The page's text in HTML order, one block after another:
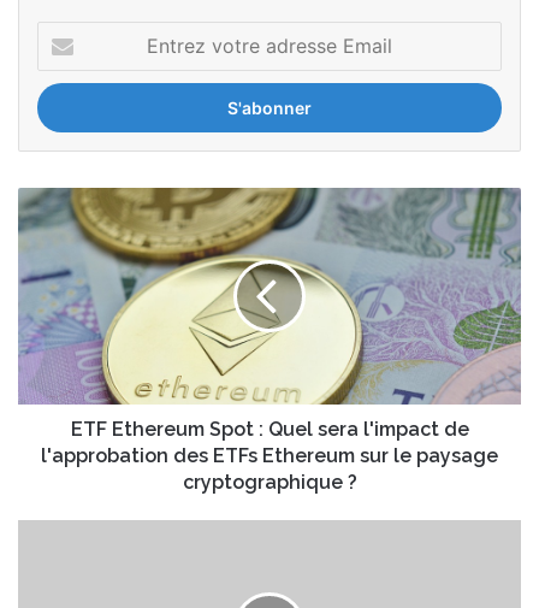
votre
adresse
Email
ETF
Ethereum
Spot
:
Quel
sera
l'impact
de
l'approbation
ETFs
ETF Ethereum Spot : Quel sera l'impact de
l'approbation des ETFs Ethereum sur le paysage
cryptographique ?